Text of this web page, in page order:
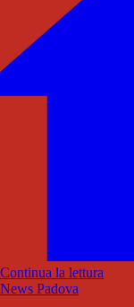
Continua la lettura
News Padova